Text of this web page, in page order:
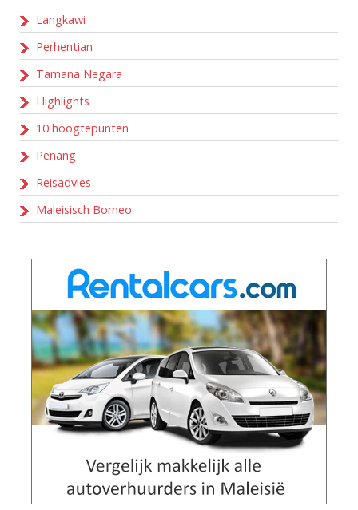
Langkawi
Perhentian
Tamana Negara
Highlights
10 hoogtepunten
Penang
Reisadvies
Maleisisch Borneo